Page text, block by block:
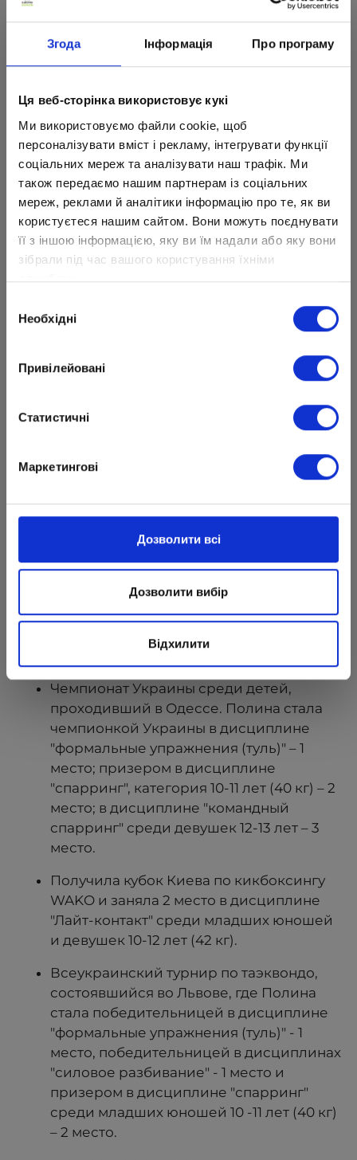
Згода Інформація Про програму
Ця веб-сторінка використовує кукі
Ми використовуємо файли cookie, щоб
персоналізувати вміст і рекламу, інтегрувати функції
соціальних мереж та аналізувати наш трафік. Ми
також передаємо нашим партнерам із соціальних
мереж, реклами й аналітики інформацію про те, як ви
користуєтеся нашим сайтом. Вони можуть поєднувати
її з іншою інформацією, яку ви їм надали або яку вони
зібрали під час вашого користування їхніми
службами.
згоди
Необхідні
Привілейовані
Статистичні
Маркетингові
Дозволити всі
Дозволити вибір
Відхилити
Чемпионат Украины среди детей,
проходивший в Одессе. Полина стала
чемпионкой Украины в дисциплине
"формальные упражнения (туль)" – 1
место; призером в дисциплине
"спарринг", категория 10-11 лет (40 кг) – 2
место; в дисциплине "командный
спарринг" среди девушек 12-13 лет – 3
место.
Получила кубок Киева по кикбоксингу
WAKO и заняла 2 место в дисциплине
"Лайт-контакт" среди младших юношей
и девушек 10-12 лет (42 кг).
Всеукраинский турнир по таэквондо,
состоявшийся во Львове, где Полина
стала победительницей в дисциплине
"формальные упражнения (туль)" - 1
место, победительницей в дисциплинах
"силовое разбивание" - 1 место и
призером в дисциплине "спарринг"
среди младших юношей 10 -11 лет (40 кг)
– 2 место.